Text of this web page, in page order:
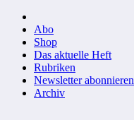
Abo
Shop
Das aktuelle Heft
Rubriken
Newsletter abonnieren
Archiv